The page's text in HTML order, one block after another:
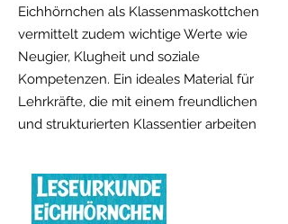
Eichhörnchen als Klassenmaskottchen
vermittelt zudem wichtige Werte wie
Neugier, Klugheit und soziale
Kompetenzen. Ein ideales Material für
Lehrkräfte, die mit einem freundlichen
und strukturierten Klassentier arbeiten
Klassenraum.